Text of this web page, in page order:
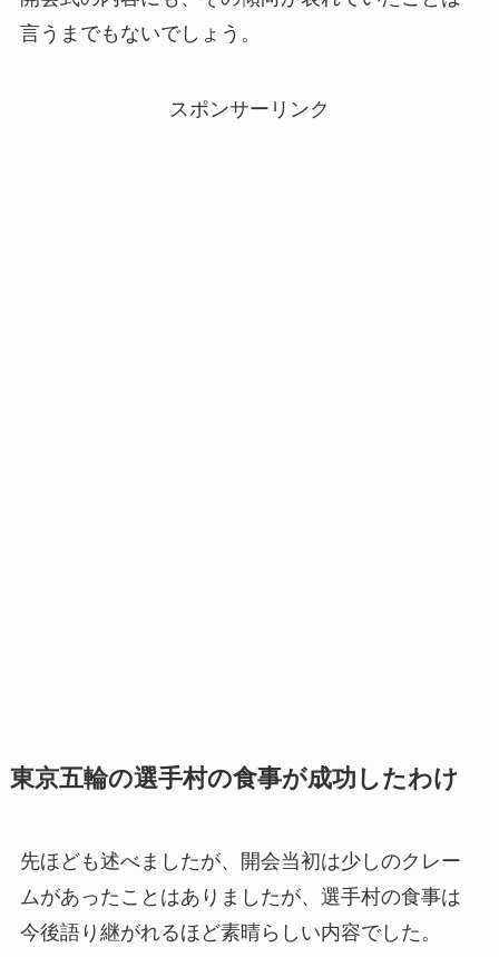
言うまでもないでしょう。
スポンサーリンク
東京五輪の選手村の食事が成功したわけ
先ほども述べましたが、開会当初は少しのクレー
ムがあったことはありましたが、選手村の食事は
今後語り継がれるほど素晴らしい内容でした。